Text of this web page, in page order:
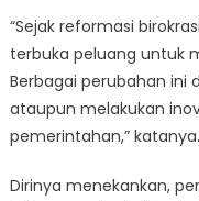
“Sejak reformasi
terbuka peluang untuk
Berbagai perubahan ini
ataupun melakukan
pemerintahan,” katanya.
Dirinya menekankan,